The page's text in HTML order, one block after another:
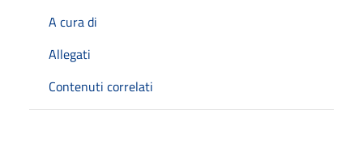
A cura di
Allegati
Contenuti correlati